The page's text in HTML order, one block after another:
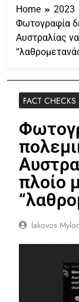
Home 2023
Φωτογραφία
Αυστραλίας
FACT CHECKS
πλοίο
Iakovos